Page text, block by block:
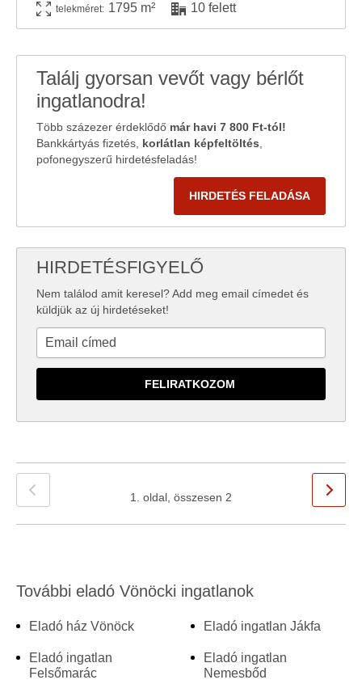
telekméret: 1795 m² 10 felett
Találj gyorsan vevőt vagy bérlőt
ingatlanodra!
Több százezer érdeklődő már havi 7 800 Ft-tól!
Bankkártyás fizetés, korlátlan képfeltöltés
pofonegyszerű hirdetésfeladás!
HIRDETÉS FELADÁSA
HIRDETÉSFIGYELŐ
Nem találod amit keresel? Add meg email címedet és
küldjük az új hirdetéseket!
1. oldal, összesen 2
További eladó Vönöcki ingatlanok
Eladó ház Vönöck
Eladó ingatlan
Felsőmarác
Eladó ingatlan Jákfa
Eladó ingatlan
Nemesbőd